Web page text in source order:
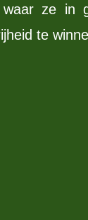
ze in
te